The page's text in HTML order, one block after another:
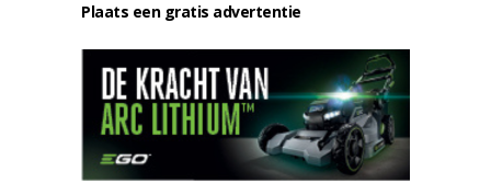
Plaats een gratis advertentie